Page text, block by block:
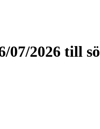
2026 till